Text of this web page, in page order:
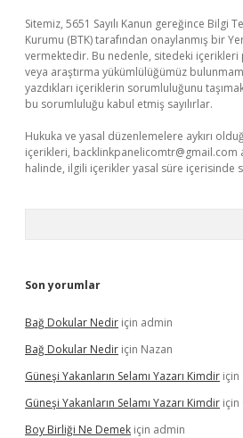
Sitemiz, 5651 Sayılı Kanun gereğince Bilgi
Kurumu (BTK) tarafından onaylanmış bir
vermektedir. Bu nedenle, sitedeki
veya araştırma yükümlülüğümüz
yazdıkları içeriklerin sorumluluğunu
bu sorumluluğu kabul etmiş sayılırlar.
Hukuka ve yasal düzenlemelere aykırı
içerikleri, backlinkpanelicomtr@gmail.com
halinde, ilgili içerikler yasal süre içerisinde
Son yorumlar
Bağ Dokular Nedir için admin
Bağ Dokular Nedir için Nazan
Güneşi Yakanların Selamı Yazarı Kimdir için
Güneşi Yakanların Selamı Yazarı Kimdir için
Boy Birliği Ne Demek için admin